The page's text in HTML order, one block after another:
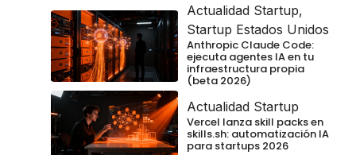
Actualidad Startup,
Startup Estados Unidos
Anthropic Claude Code:
ejecuta agentes IA en tu
infraestructura propia
(beta 2026)
Actualidad Startup
Vercel lanza skill packs en
skills.sh: automatización IA
para startups 2026